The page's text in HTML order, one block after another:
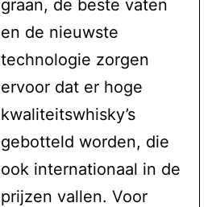
graan, de beste vaten
en de nieuwste
technologie zorgen
ervoor dat er hoge
kwaliteitswhisky’s
gebotteld worden, die
ook internationaal in de
prijzen vallen. Voor